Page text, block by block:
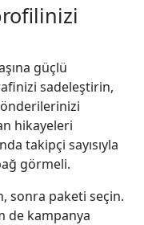
güçlü
sadeleştirin,
hikayeleri
takipçi sayısıyla
görmeli.
sonra paketi seçin.
de kampanya